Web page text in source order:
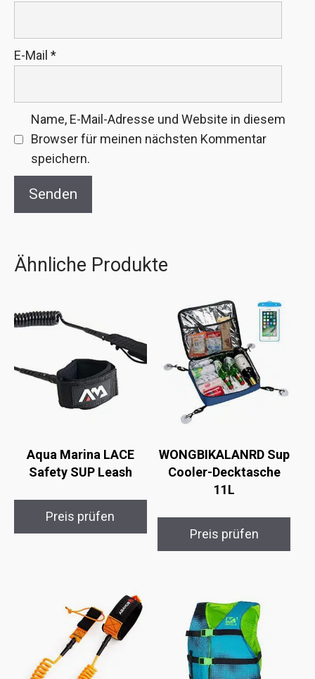
E-Mail *
Name, E-Mail-Adresse und Website in diesem
Browser für meinen nächsten Kommentar
speichern.
Ähnliche Produkte
Aqua Marina LACE
Safety SUP Leash
Preis prüfen
WONGBIKALANRD Sup
Cooler-Decktasche
11L
Preis prüfen